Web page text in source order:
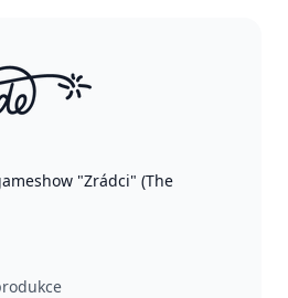
"Zrádci" (The